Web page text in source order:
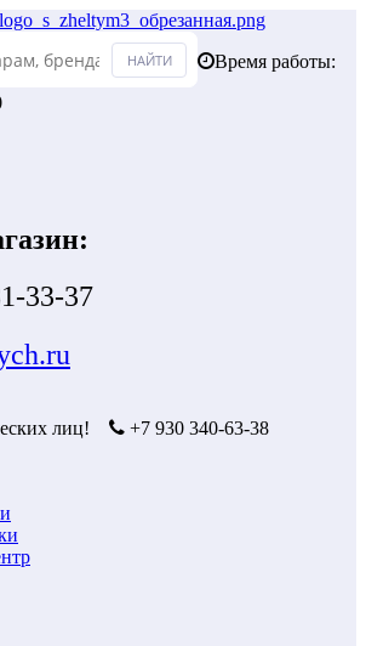
Время работы:
33-37
лиц!
+7 930 340-63-38